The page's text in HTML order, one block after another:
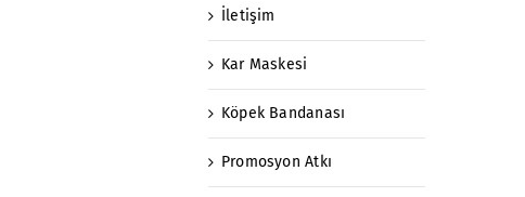
İletişim
Kar Maskesi
Köpek Bandanası
Promosyon Atkı